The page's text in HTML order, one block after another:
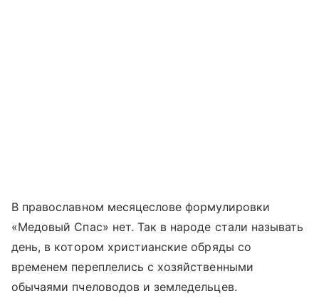
В православном месяцеслове формулировки
«Медовый Спас» нет. Так в народе стали называть
день, в котором христианские обряды со
временем переплелись с хозяйственными
обычаями пчеловодов и земледельцев.